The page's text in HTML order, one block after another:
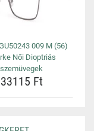
009 M (56)
Női Dioptriás
szemüvegek
33115 Ft